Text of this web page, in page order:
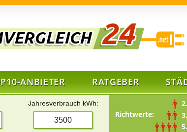
ANBIETER RATGEBER
Jahresverbrauch kWh:
Richtwerte: